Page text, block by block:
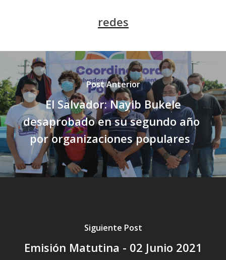
redes
Post Anterior
El Salvador: Nayib Bukele
desaprobado en su segundo año
por organizaciones populares
Siguiente Post
Emisión Matutina - 02 Junio 2021